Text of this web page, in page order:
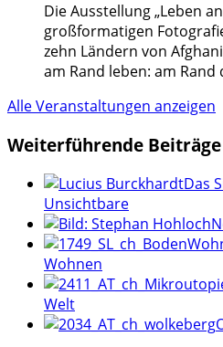
Die Ausstellung „Leben
großformatigen
zehn Ländern von
am Rand leben: am Rand
Alle Veranstaltungen anzeigen
Weiterführende Beiträge
Das
Unsichtbare
Wohnen
Welt